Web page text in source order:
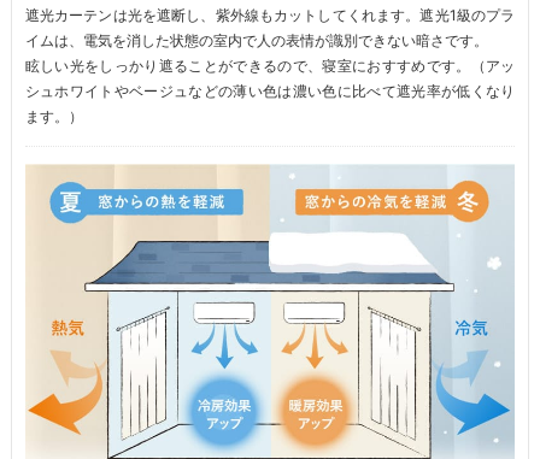
遮光カーテンは光を遮断し、紫外線もカットしてくれます。遮光1級のプラ
イムは、電気を消した状態の室内で人の表情が識別できない暗さです。
眩しい光をしっかり遮ることができるので、寝室におすすめです。（アッ
シュホワイトやベージュなどの薄い色は濃い色に比べて遮光率が低くなり
ます。）